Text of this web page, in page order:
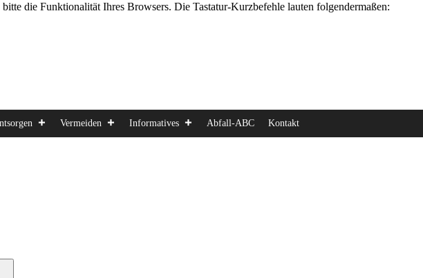
die Funktionalität Ihres Browsers. Die Tastatur-Kurzbefehle lauten folgendermaßen:
Vermeiden Informatives Abfall-ABC Kontakt